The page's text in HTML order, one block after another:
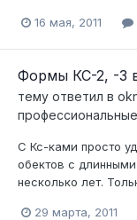
16 мая, 2011
Формы КС-2, -3
тему ответил в
С Кс-ками просто
обектов с
несколько лет.
29 марта, 2011